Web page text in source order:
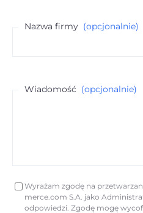
Nazwa firmy (opcjonalnie)
Wiadomość (opcjonalnie)
Wyrażam zgodę na
merce.com S.A. jako
odpowiedzi. Zgodę mogę